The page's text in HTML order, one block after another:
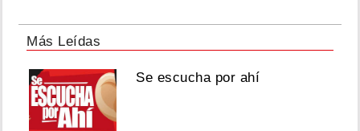
Más Leídas
Se escucha por ahí